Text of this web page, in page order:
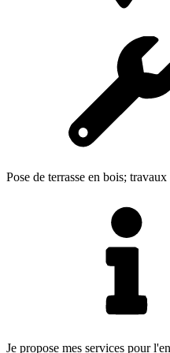
Pose de terrasse en bois;
Je propose mes services pour